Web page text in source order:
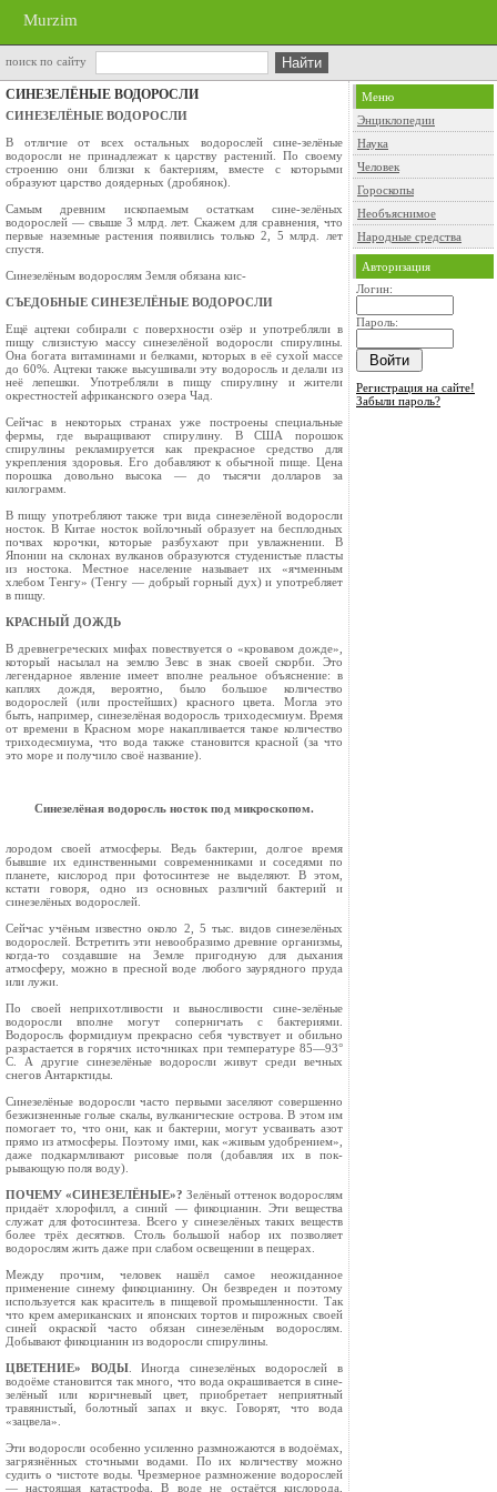
Murzim
поиск по сайту
СИНЕЗЕЛЁНЫЕ ВОДОРОСЛИ
СИНЕЗЕЛЁНЫЕ ВОДОРОСЛИ
В отличие от всех остальных водорослей сине-зелёные
водоросли не принадлежат к царству растений. По своему
строению они близки к бактериям, вместе с которыми
образуют царство доядерных (дробянок).
Самым древним ископаемым остаткам сине-зелёных
водорослей — свыше 3 млрд. лет. Ска­жем для сравнения, что
первые наземные рас­тения появились только 2, 5 млрд. лет
спустя.
Синезелёным водорослям Земля обязана кис-
СЪЕДОБНЫЕ СИНЕЗЕЛЁНЫЕ ВОДОРОСЛИ
Ещё ацтеки собирали с поверхности озёр и употреб­ляли в
пищу слизистую массу синезелёной водоросли спирулины.
Она богата витаминами и белками, кото­рых в её сухой массе
до 60%. Ацтеки также высушивали эту водоросль и делали из
неё лепешки. Употребляли в пищу спирулину и жители
окрестностей африканского озера Чад.
Сейчас в некоторых странах уже построены специальные
фермы, где выращивают спирулину. В США порошок
спирулины рекламируется как прекрасное средство для
укрепления здоровья. Его добавляют к обычной пище. Цена
порошка довольно высока — до тысячи долларов за
килограмм.
В пищу употребляют также три вида синезелёной водоросли
носток. В Китае носток войлочный образует на бесплодных
почвах корочки, которые разбухают при увлажнении. В
Японии на склонах вулканов образуются студенистые пласты
из ностока. Местное население на­зывает их «ячменным
хлебом Тенгу» (Тенгу — добрый горный дух) и употребляет
в пищу.
КРАСНЫЙ ДОЖДЬ
В древнегреческих мифах повествуется о «кровавом дожде»,
который насылал на землю Зевс в знак своей скорби. Это
легендарное явление имеет вполне реальное объяснение: в
каплях дождя, вероятно, было большое количество
водорослей (или простейших) красного цве­та. Могла это
быть, например, синезелёная водоросль триходесмиум. Время
от времени в Красном море на­капливается такое количество
триходесмиума, что во­да также становится красной (за что
это море и получило своё название).
Синезелёная водоросль носток под микро­скопом.
лородом своей атмосферы. Ведь бактерии, долгое время
бывшие их единственными современниками и соседями по
планете, кислород при фотосинтезе не выделяют. В этом,
кстати говоря, одно из основ­ных различий бактерий и
синезелёных водорослей.
Сейчас учёным известно около 2, 5 тыс. видов синезелёных
водорослей. Встретить эти невообрази­мо древние организмы,
когда-то создавшие на Зем­ле пригодную для дыхания
атмосферу, можно в пресной воде любого заурядного пруда
или лужи.
По своей неприхотливости и выносливости сине-зелёные
водоросли вполне могут соперничать с бак­териями.
Водоросль формидиум прекрасно себя чув­ствует и обильно
разрастается в горячих источниках при температуре 85—93°
С. А другие синезелёные водоросли живут среди вечных
снегов Антарктиды.
Синезелёные водоросли часто первыми заселяют совершенно
безжизненные голые скалы, вулкани­ческие острова. В этом им
помогает то, что они, как и бактерии, могут усваивать азот
прямо из атмосфе­ры. Поэтому ими, как «живым удобрением»,
даже подкармливают рисовые поля (добавляя их в пок­
рывающую поля воду).
ПОЧЕМУ «СИНЕЗЕЛЁНЫЕ»? Зелёный оттенок водорослям
придаёт хлорофилл, а синий — фикоцианин. Эти вещества
служат для фотосинтеза. Всего у синезелёных таких веществ
более трёх де­сятков. Столь большой набор их позволяет
водорос­лям жить даже при слабом освещении в пещерах.
Между прочим, человек нашёл самое неожидан­ное
применение синему фикоцианину. Он безвреден и поэтому
используется как краситель в пищевой промышленности. Так
что крем американских и японских тортов и пирожных своей
синей окраской часто обязан синезелёным водорослям.
Добывают фикоцианин из водоросли спирулины.
ЦВЕТЕНИЕ» ВОДЫ. Иногда синезелёных водорослей в
водоёме становится так много, что вода окрашивается в сине-
зелёный или корич­невый цвет, приобретает неприятный
травянистый, болотный запах и вкус. Говорят, что вода
«зацвела».
Эти водоросли особенно усиленно размножаются в водоёмах,
загрязнённых сточными водами. По их количеству можно
судить о чистоте воды. Чрезмер­ное размножение водорослей
— настоящая катаст­рофа. В воде не остаётся кислорода,
Меню
Энциклопедии
Наука
Человек
Гороскопы
Необъяснимое
Народные средства
Авторизация
Логин:
Пароль:
Регистрация на сайте!
Забыли пароль?